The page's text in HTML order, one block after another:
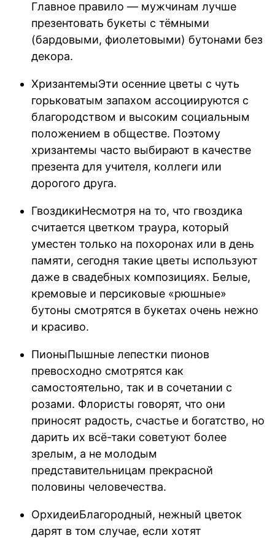
Главное правило — мужчинам лучше
презентовать букеты с тёмными
(бардовыми, фиолетовыми) бутонами без
декора.
ХризантемыЭти осенние цветы с чуть
горьковатым запахом ассоциируются с
благородством и высоким социальным
положением в обществе. Поэтому
хризантемы часто выбирают в качестве
презента для учителя, коллеги или
дорогого друга.
ГвоздикиНесмотря на то, что гвоздика
считается цветком траура, который
уместен только на похоронах или в день
памяти, сегодня такие цветы используют
даже в свадебных композициях. Белые,
кремовые и персиковые «рюшные»
бутоны смотрятся в букетах очень нежно
и красиво.
ПионыПышные лепестки пионов
превосходно смотрятся как
самостоятельно, так и в сочетании с
розами. Флористы говорят, что они
приносят радость, счастье и богатство, но
дарить их всё-таки советуют более
зрелым, а не молодым
представительницам прекрасной
половины человечества.
ОрхидеиБлагородный, нежный цветок
дарят в том случае, если хотят